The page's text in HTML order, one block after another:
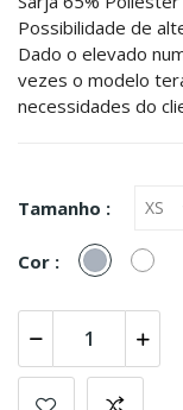
Possibilidade de
Dado o elevado
vezes o modelo
necessidades do
Tamanho :
Cor : Cinzento